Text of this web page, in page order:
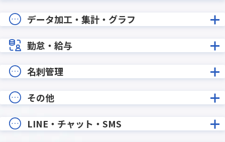
データ加工・集計・グラフ
勤怠・給与
名刺管理
その他
LINE・チャット・SMS